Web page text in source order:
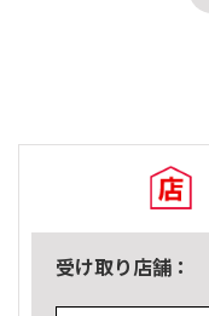
受け取り店舗：